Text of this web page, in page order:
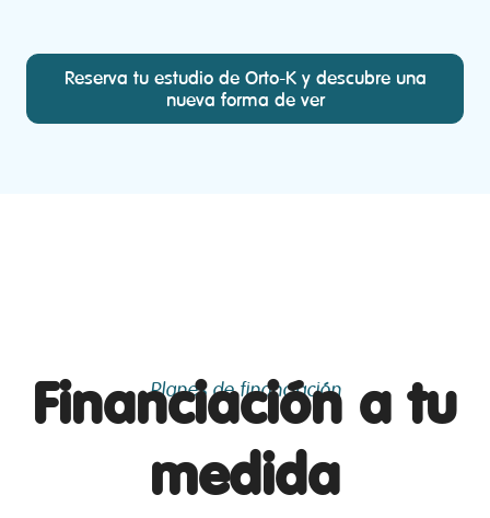
Reserva tu estudio de Orto-K y descubre una
nueva forma de ver
Planes de financiación
Financiación a tu
medida